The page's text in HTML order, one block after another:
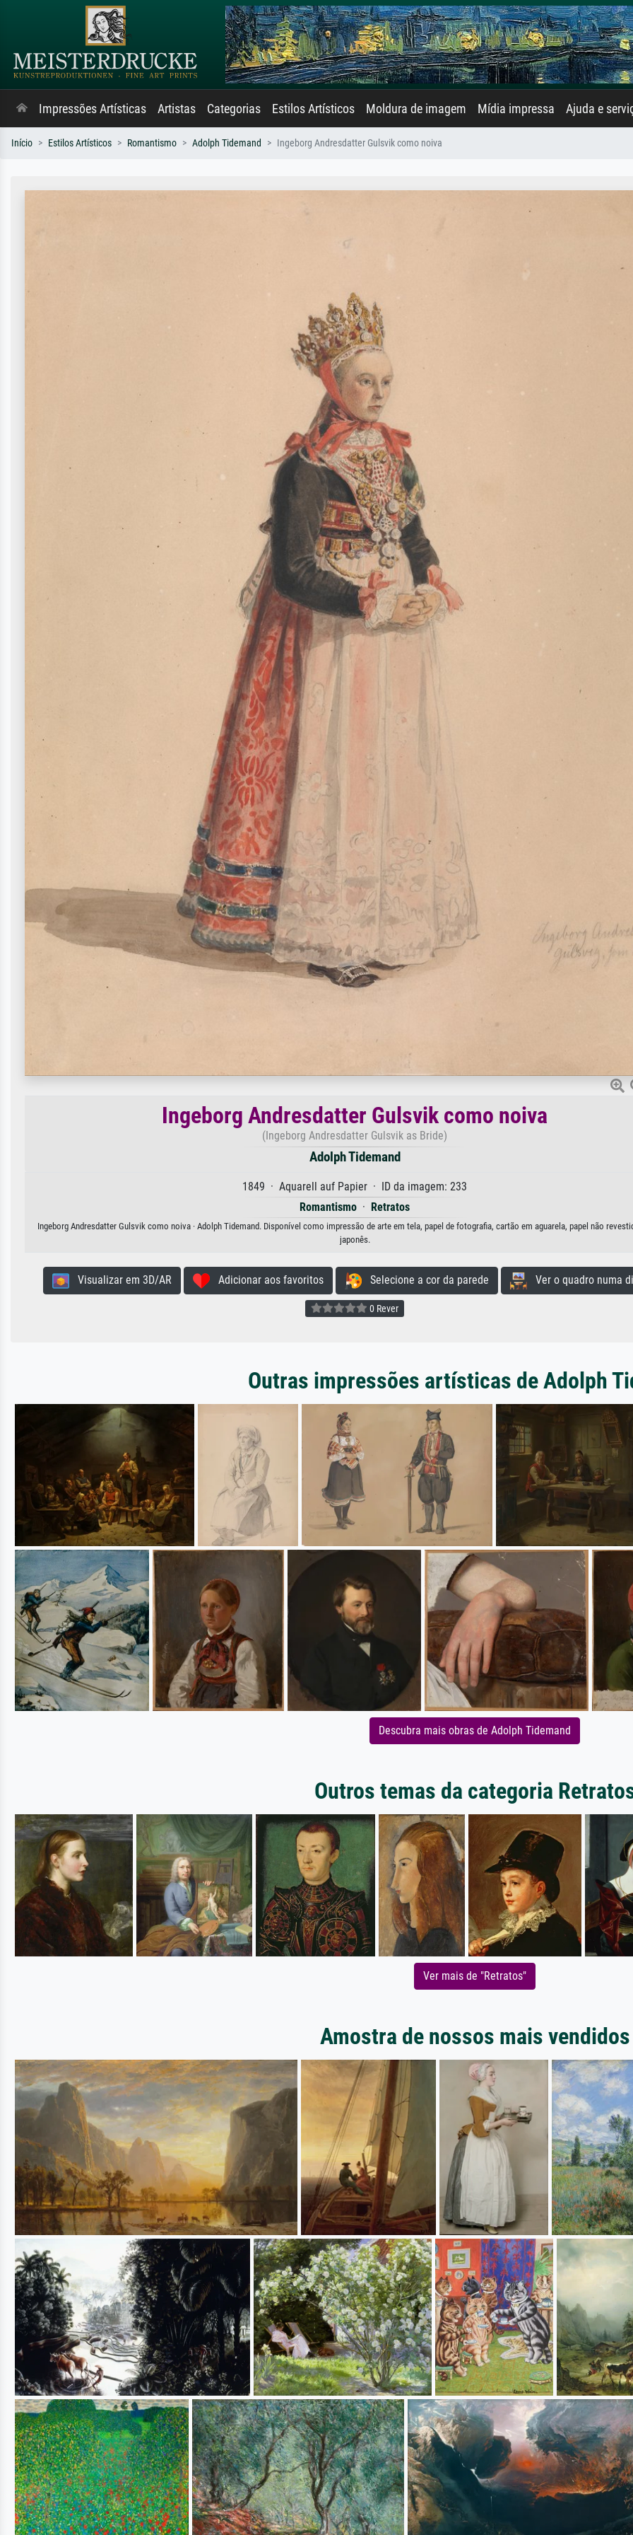
Impressões Artísticas Artistas Categorias Estilos Artísticos Moldura de imagem Mídia impressa Ajuda e
Início Estilos Artísticos Romantismo Adolph Tidemand Ingeborg Andresdatter Gulsvik como noiva
Ingeborg Andresdatter Gulsvik como noiva
(Ingeborg Andresdatter Gulsvik as Bride)
Adolph Tidemand
1849 · Aquarell auf Papier · ID da imagem: 233
Romantismo · Retratos
Ingeborg Andresdatter Gulsvik como noiva · Adolph Tidemand. Disponível como impressão de arte em tela, papel de fotografia, cartão em aguarela, papel não
japonês.
Visualizar em 3D/AR Adicionar aos favoritos Selecione a cor da parede Ver o quadro numa
0 Rever
Outras impressões artísticas de Adolph
Descubra mais obras de Adolph Tidemand
Outros temas da categoria
Ver mais de "Retratos"
Amostra de nossos mais vendidos